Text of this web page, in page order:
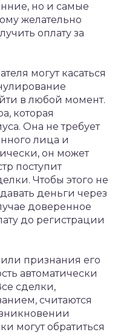
но и самые
желательно
оплату за
могут касаться
в любой момент.
которая
Она не требует
лица и
он может
поступит
Чтобы этого не
деньги через
доверенное
до регистрации
признания его
автоматически
сделки,
считаются
могут обратиться